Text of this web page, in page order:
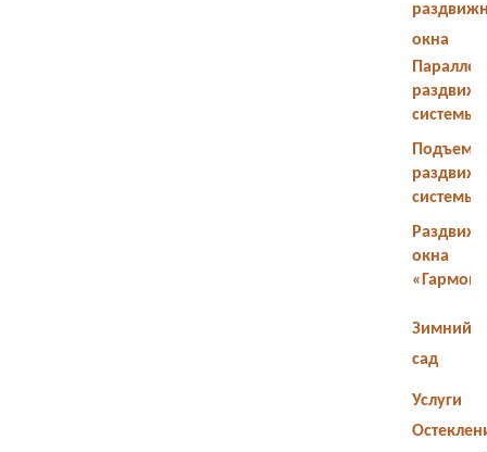
окна
системы
системы
окна
Зимний
сад
Услуги